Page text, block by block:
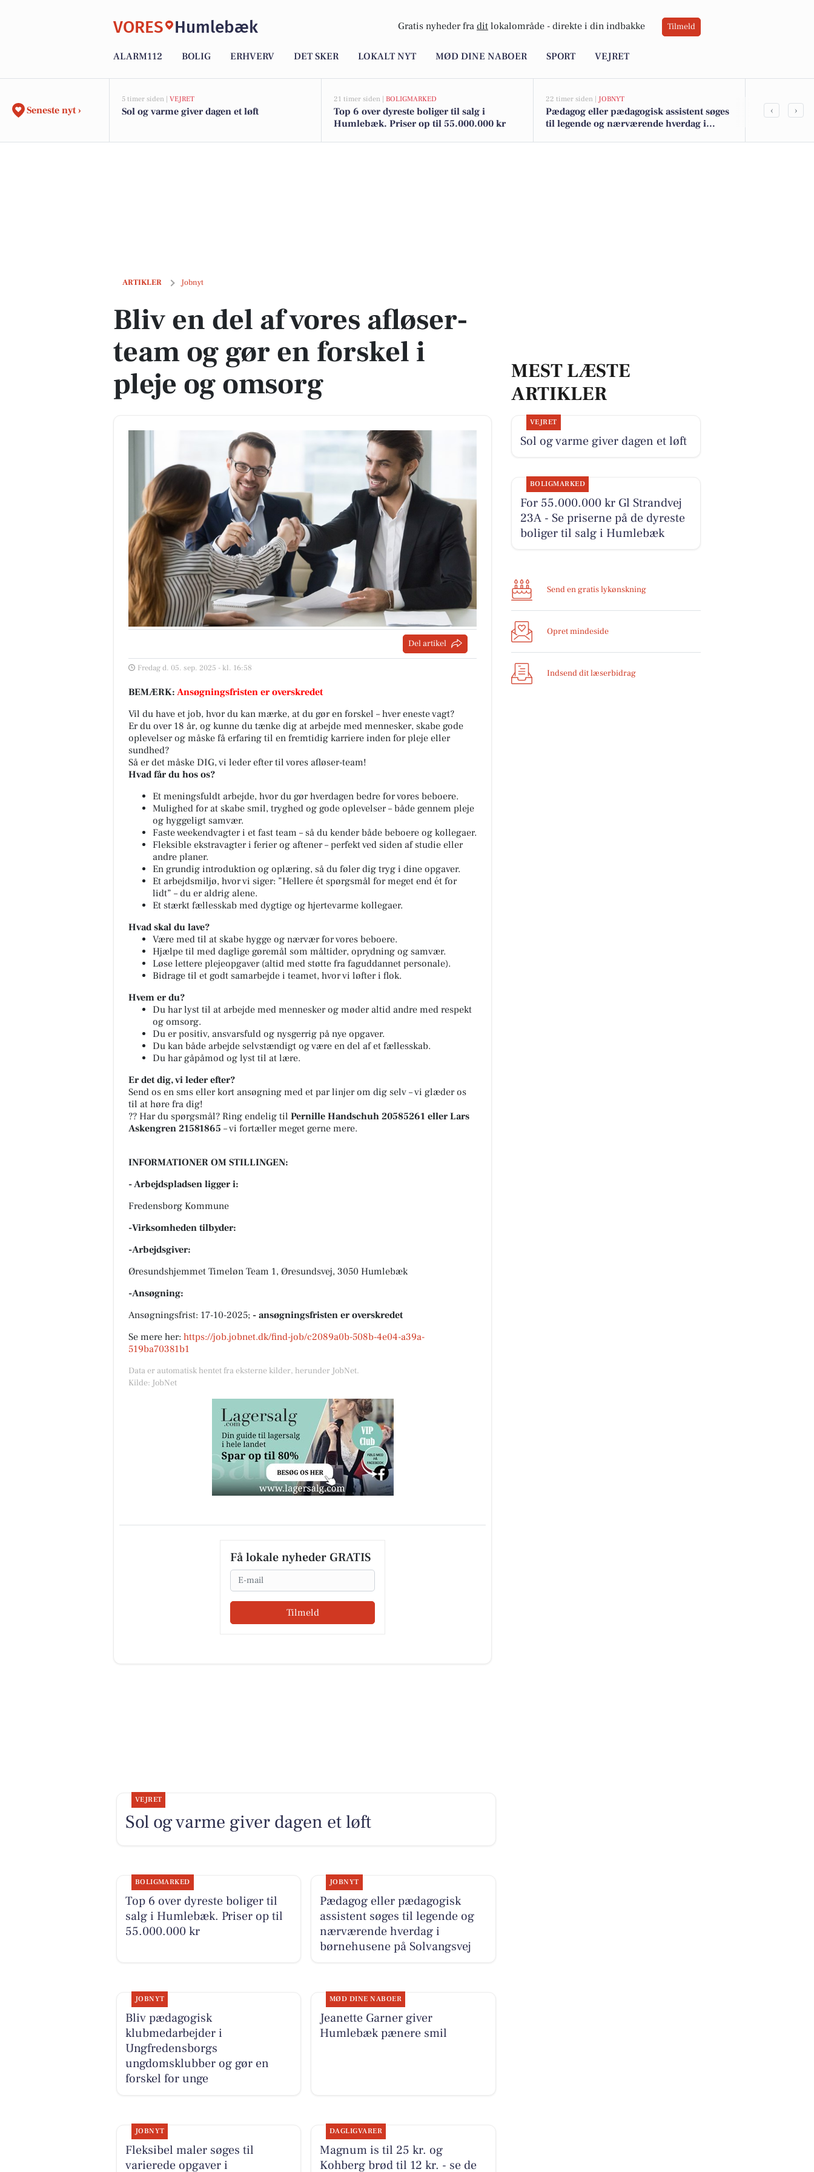
VORES Humlebæk Gratis nyheder fra dit lokalområde - direkte i din indbakke Tilmeld
ALARM112 BOLIG ERHVERV DET SKER LOKALT NYT MØD DINE NABOER SPORT VEJRET
Seneste nyt ›
5 timer siden | VEJRET
Sol og varme giver dagen et løft
21 timer siden | BOLIGMARKED
Top 6 over dyreste boliger til salg i
Humlebæk. Priser op til 55.000.000 kr
22 timer siden | JOBNYT
Pædagog eller pædagogisk assistent søges
til legende og nærværende hverdag i
Bliv
‹ ›
ARTIKLER Jobnyt
Bliv en del af vores afløser-team og gør en forskel i pleje og omsorg
Bliv en del af vores afløser-
team og gør en forskel i
pleje og omsorg
Del artikel
Fredag d. 05. sep. 2025 - kl. 16:58
BEMÆRK: Ansøgningsfristen er overskredet
Vil du have et job, hvor du kan mærke, at du gør en forskel – hver eneste vagt?
Er du over 18 år, og kunne du tænke dig at arbejde med mennesker, skabe gode
oplevelser og måske få erfaring til en fremtidig karriere inden for pleje eller
sundhed?
Så er det måske DIG, vi leder efter til vores afløser-team!
Hvad får du hos os?
Et meningsfuldt arbejde, hvor du gør hverdagen bedre for vores beboere.
Mulighed for at skabe smil, tryghed og gode oplevelser – både gennem pleje
og hyggeligt samvær.
Faste weekendvagter i et fast team – så du kender både beboere og kollegaer.
Fleksible ekstravagter i ferier og aftener – perfekt ved siden af studie eller
andre planer.
En grundig introduktion og oplæring, så du føler dig tryg i dine opgaver.
Et arbejdsmiljø, hvor vi siger: ”Hellere ét spørgsmål for meget end ét for
lidt” – du er aldrig alene.
Et stærkt fællesskab med dygtige og hjertevarme kollegaer.
Hvad skal du lave?
Være med til at skabe hygge og nærvær for vores beboere.
Hjælpe til med daglige gøremål som måltider, oprydning og samvær.
Løse lettere plejeopgaver (altid med støtte fra faguddannet personale).
Bidrage til et godt samarbejde i teamet, hvor vi løfter i flok.
Hvem er du?
Du har lyst til at arbejde med mennesker og møder altid andre med respekt
og omsorg.
Du er positiv, ansvarsfuld og nysgerrig på nye opgaver.
Du kan både arbejde selvstændigt og være en del af et fællesskab.
Du har gåpåmod og lyst til at lære.
Er det dig, vi leder efter?
Send os en sms eller kort ansøgning med et par linjer om dig selv – vi glæder os
til at høre fra dig!
?? Har du spørgsmål? Ring endelig til Pernille Handschuh 20585261 eller Lars
Askengren 21581865 – vi fortæller meget gerne mere.
INFORMATIONER OM STILLINGEN:
- Arbejdspladsen ligger i:
Fredensborg Kommune
-Virksomheden tilbyder:
-Arbejdsgiver:
Øresundshjemmet Timeløn Team 1, Øresundsvej, 3050 Humlebæk
-Ansøgning:
Ansøgningsfrist: 17-10-2025; - ansøgningsfristen er overskredet
Se mere her: https://job.jobnet.dk/find-job/c2089a0b-508b-4e04-a39a-
519ba70381b1
Data er automatisk hentet fra eksterne kilder, herunder JobNet.
Kilde: JobNet
Få lokale nyheder GRATIS
Email
Tilmeld
MEST LÆSTE
ARTIKLER
VEJRET
Sol og varme giver dagen et løft
BOLIGMARKED
For 55.000.000 kr Gl Strandvej
23A - Se priserne på de dyreste
boliger til salg i Humlebæk
Send en gratis lykønskning
Opret mindeside
Indsend dit læserbidrag
VEJRET
Sol og varme giver dagen et løft
BOLIGMARKED
Top 6 over dyreste boliger til
salg i Humlebæk. Priser op til
55.000.000 kr
JOBNYT
Pædagog eller pædagogisk
assistent søges til legende og
nærværende hverdag i
børnehusene på Solvangsvej
JOBNYT
Bliv pædagogisk
klubmedarbejder i
Ungfredensborgs
ungdomsklubber og gør en
forskel for unge
MØD DINE NABOER
Jeanette Garner giver
Humlebæk pænere smil
JOBNYT
Fleksibel maler søges til
varierede opgaver i
DAGLIGVARER
Magnum is til 25 kr. og
Kohberg brød til 12 kr. - se de